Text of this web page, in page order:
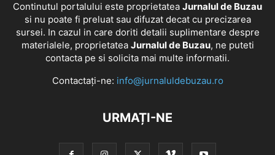
Continutul portalului este proprietatea Jurnalul de Buzau
si nu poate fi preluat sau difuzat decat cu precizarea
sursei. In cazul in care doriti detalii suplimentare despre
materialele, proprietatea Jurnalul de Buzau, ne puteti
contacta pe si solicita mai multe informatii.
Contactați-ne: info@jurnaluldebuzau.ro
URMAȚI-NE